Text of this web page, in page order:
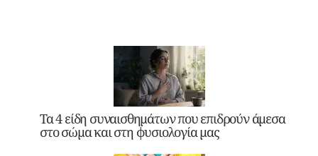
Τα 4 είδη συναισθημάτων που επιδρούν άμεσα
στο σώμα και στη φυσιολογία μας